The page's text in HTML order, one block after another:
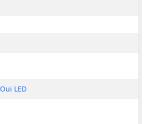
Oui LED